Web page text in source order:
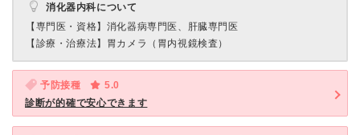
消化器内科について
【専門医・資格】 消化器病専門医、肝臓専門医
【診療・治療法】 胃カメラ（胃内視鏡検査）
予防接種
5.0
診断が的確で安心できます